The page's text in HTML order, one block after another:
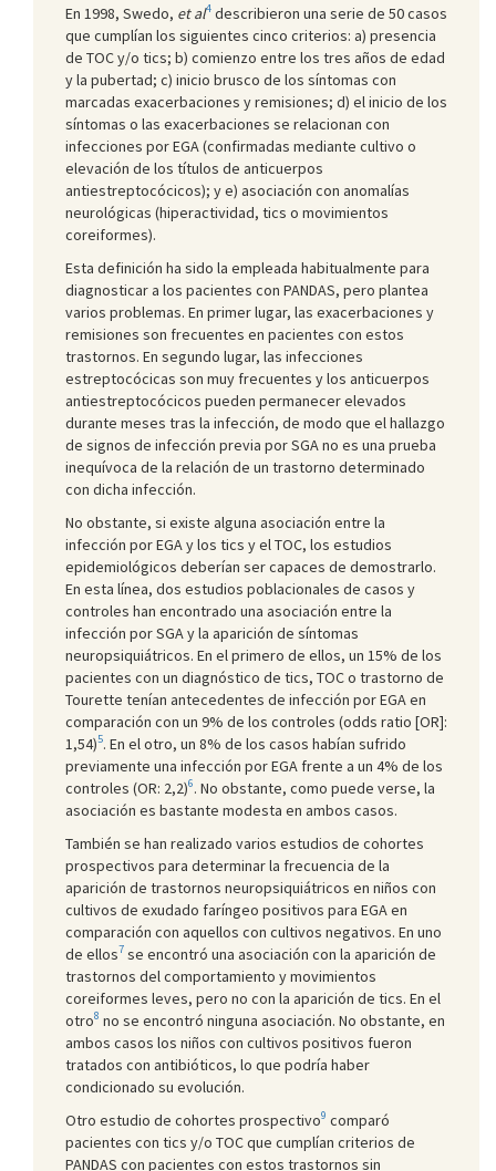
En 1998, Swedo, et al4 describieron una serie de 50 casos
que cumplían los siguientes cinco criterios: a) presencia
de TOC y/o tics; b) comienzo entre los tres años de edad
y la pubertad; c) inicio brusco de los síntomas con
marcadas exacerbaciones y remisiones; d) el inicio de los
síntomas o las exacerbaciones se relacionan con
infecciones por EGA (confirmadas mediante cultivo o
elevación de los títulos de anticuerpos
antiestreptocócicos); y e) asociación con anomalías
neurológicas (hiperactividad, tics o movimientos
coreiformes).
Esta definición ha sido la empleada habitualmente para
diagnosticar a los pacientes con PANDAS, pero plantea
varios problemas. En primer lugar, las exacerbaciones y
remisiones son frecuentes en pacientes con estos
trastornos. En segundo lugar, las infecciones
estreptocócicas son muy frecuentes y los anticuerpos
antiestreptocócicos pueden permanecer elevados
durante meses tras la infección, de modo que el hallazgo
de signos de infección previa por SGA no es una prueba
inequívoca de la relación de un trastorno determinado
con dicha infección.
No obstante, si existe alguna asociación entre la
infección por EGA y los tics y el TOC, los estudios
epidemiológicos deberían ser capaces de demostrarlo.
En esta línea, dos estudios poblacionales de casos y
controles han encontrado una asociación entre la
infección por SGA y la aparición de síntomas
neuropsiquiátricos. En el primero de ellos, un 15% de los
pacientes con un diagnóstico de tics, TOC o trastorno de
Tourette tenían antecedentes de infección por EGA en
comparación con un 9% de los controles (odds ratio [OR]:
1,54)5. En el otro, un 8% de los casos habían sufrido
previamente una infección por EGA frente a un 4% de los
controles (OR: 2,2)6. No obstante, como puede verse, la
asociación es bastante modesta en ambos casos.
También se han realizado varios estudios de cohortes
prospectivos para determinar la frecuencia de la
aparición de trastornos neuropsiquiátricos en niños con
cultivos de exudado faríngeo positivos para EGA en
comparación con aquellos con cultivos negativos. En uno
de ellos7 se encontró una asociación con la aparición de
trastornos del comportamiento y movimientos
coreiformes leves, pero no con la aparición de tics. En el
otro8 no se encontró ninguna asociación. No obstante, en
ambos casos los niños con cultivos positivos fueron
tratados con antibióticos, lo que podría haber
condicionado su evolución.
Otro estudio de cohortes prospectivo9 comparó
pacientes con tics y/o TOC que cumplían criterios de
PANDAS con pacientes con estos trastornos sin